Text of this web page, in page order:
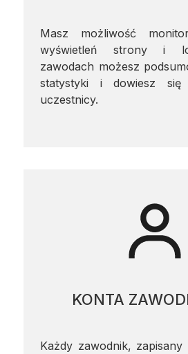
Masz możliwość
wyświetleń strony i
zawodach możesz
statystyki i dowiesz
uczestnicy.
KONTA
Każdy zawodnik, zapisany